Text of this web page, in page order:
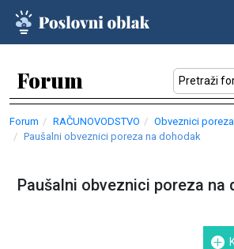
Forum
Forum RAČUNOVODSTVO
Obveznici
Paušalni obveznici poreza na dohodak
Paušalni obveznici poreza na